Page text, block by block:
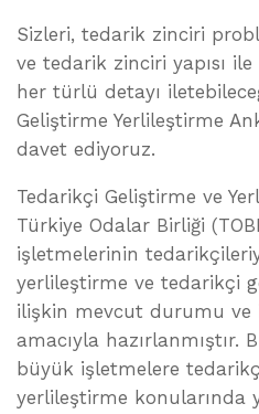
Sizleri, tedarik zinciri
ve tedarik zinciri yapısı
her türlü detayı
Geliştirme Yerlileştirme
davet ediyoruz.
Tedarikçi Geliştirme ve
Türkiye Odalar Birliği
işletmelerinin
yerlileştirme ve tedarikçi
ilişkin mevcut durumu ve
amacıyla hazırlanmıştır.
büyük işletmelere
yerlileştirme konularında